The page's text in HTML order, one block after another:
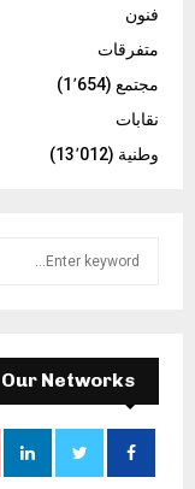
فنون
متفرقات
مجتمع (1٬654)
نقابات
وطنية (13٬012)
f
o
Our Networks